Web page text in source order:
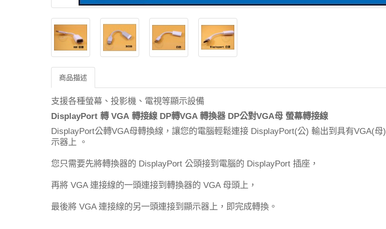
商品描述
支援各種螢幕、投影機、電視等顯示設備
DisplayPort 轉VGA 轉接線 DP轉VGA 轉換器DP公對VGA母 螢幕轉接線
DisplayPort公轉VGA母轉換線，讓您的電腦輕鬆連接 DisplayPort(公) 輸出到具有VGA(母)
示器上 。
您只需要先將轉換器的 DisplayPort 公頭接到電腦的 DisplayPort 插座，
再將 VGA 連接線的一頭連接到轉換器的 VGA 母頭上，
最後將 VGA 連接線的另一頭連接到顯示器上，即完成轉換。